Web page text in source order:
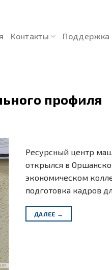
Контакты Поддержка
профиля
Ресурсный центр
открылся в
экономическом
подготовка кадров
ДАЛЕЕ →